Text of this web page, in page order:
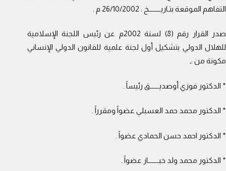
التفاهم الموقعة بتـاريــــــــخ : 26/10/2002 م .
صدر القرار رقم (8) لسنة 2002م عن رئيس اللجنة الإسلامية
للهلال الدولي بتشكيل أول لجنة علمية للقانون الدولي الإنساني
مكونة من :ـ
* الدكتور فوزي أوصديــــــق رئيساً .
* الدكتور محمد حمد العسبلي عضواً ومقرراً .
* الدكتور احمد حسن الحمادي عضواً .
* الدكتور محمد ولد خبـــــــاز عضواً .